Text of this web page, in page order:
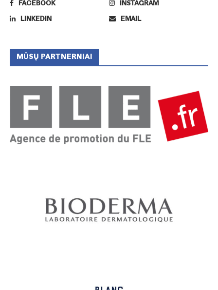
FACEBOOK INSTAGRAM
LINKEDIN EMAIL
MŪSŲ PARTNERNIAI